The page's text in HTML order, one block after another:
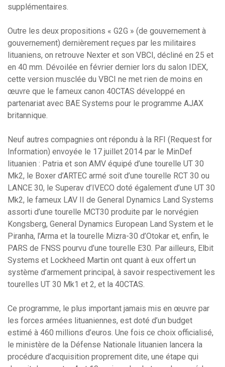
supplémentaires.
Outre les deux propositions « G2G » (de gouvernement à
gouvernement) dernièrement reçues par les militaires
lituaniens, on retrouve Nexter et son VBCI, décliné en 25 et
en 40 mm. Dévoilée en février dernier lors du salon IDEX,
cette version musclée du VBCI ne met rien de moins en
œuvre que le fameux canon 40CTAS développé en
partenariat avec BAE Systems pour le programme AJAX
britannique.
Neuf autres compagnies ont répondu à la RFI (Request for
Information) envoyée le 17 juillet 2014 par le MinDef
lituanien : Patria et son AMV équipé d’une tourelle UT 30
Mk2, le Boxer d’ARTEC armé soit d’une tourelle RCT 30 ou
LANCE 30, le Superav d’IVECO doté également d’une UT 30
Mk2, le fameux LAV II de General Dynamics Land Systems
assorti d’une tourelle MCT30 produite par le norvégien
Kongsberg, General Dynamics European Land System et le
Piranha, l’Arma et la tourelle Mizra-30 d’Otokar et, enfin, le
PARS de FNSS pourvu d’une tourelle E30. Par ailleurs, Elbit
Systems et Lockheed Martin ont quant à eux offert un
système d’armement principal, à savoir respectivement les
tourelles UT 30 Mk1 et 2, et la 40CTAS.
Ce programme, le plus important jamais mis en œuvre par
les forces armées lituaniennes, est doté d’un budget
estimé à 460 millions d’euros. Une fois ce choix officialisé,
le ministère de la Défense Nationale lituanien lancera la
procédure d’acquisition proprement dite, une étape qui